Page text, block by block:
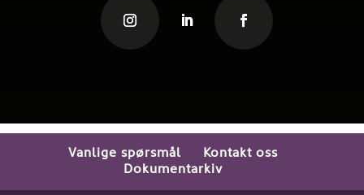
Vanlige spørsmål
Kontakt oss
Dokumentarkiv